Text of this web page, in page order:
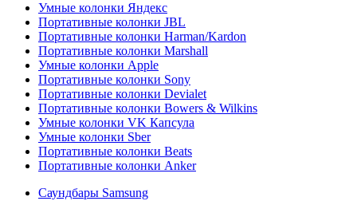
Умные колонки Яндекс
Портативные колонки JBL
Портативные колонки Harman/Kardon
Портативные колонки Marshall
Умные колонки Apple
Портативные колонки Sony
Портативные колонки Devialet
Портативные колонки Bowers & Wilkins
Умные колонки VK Капсула
Умные колонки Sber
Портативные колонки Beats
Портативные колонки Anker
Саундбары Samsung